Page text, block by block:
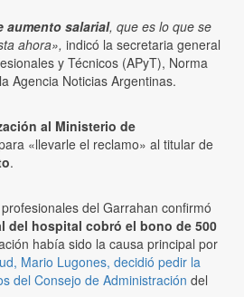
aumento salarial, que es lo que se
ahora», indicó la secretaria general
y Técnicos (APyT), Norma
Agencia Noticias Argentinas.
al Ministerio de
«llevarle el reclamo» al titular de
.
del Garrahan confirmó
del hospital cobró el bono de 500
había sido la causa principal por
Mario Lugones, decidió pedir la
del Consejo de Administración del